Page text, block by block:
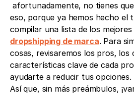
eso, porque ya hemos hecho el
compilar una lista de los mejores
dropshipping de marca. Para
cosas, revisaremos los pros, los
características clave de cada
ayudarte a reducir tus opciones.
Así que, sin más preámbulos,